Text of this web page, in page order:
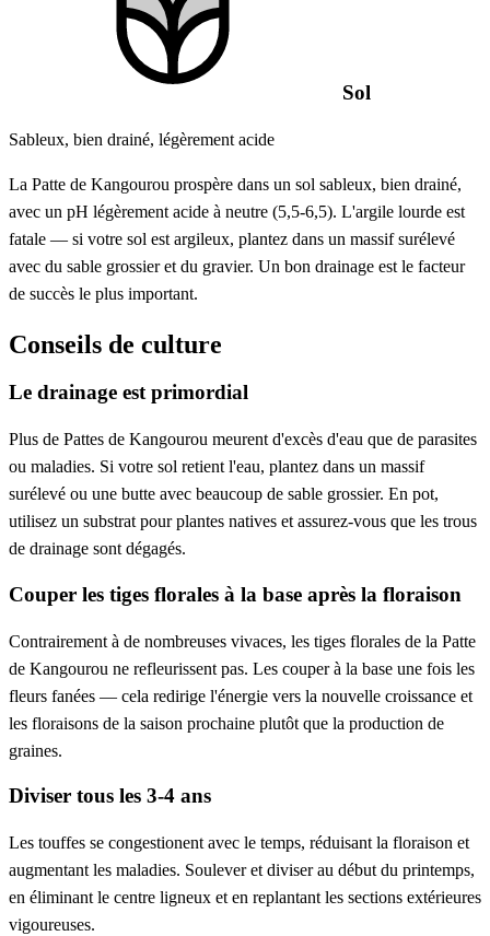
Sol
Sableux, bien drainé, légèrement acide
La Patte de Kangourou prospère dans un sol sableux, bien drainé,
avec un pH légèrement acide à neutre (5,5-6,5). L'argile lourde est
fatale — si votre sol est argileux, plantez dans un massif surélevé
avec du sable grossier et du gravier. Un bon drainage est le facteur
de succès le plus important.
Conseils de culture
Le drainage est primordial
Plus de Pattes de Kangourou meurent d'excès d'eau que de parasites
ou maladies. Si votre sol retient l'eau, plantez dans un massif
surélevé ou une butte avec beaucoup de sable grossier. En pot,
utilisez un substrat pour plantes natives et assurez-vous que les trous
de drainage sont dégagés.
Couper les tiges florales à la base après la floraison
Contrairement à de nombreuses vivaces, les tiges florales de la Patte
de Kangourou ne refleurissent pas. Les couper à la base une fois les
fleurs fanées — cela redirige l'énergie vers la nouvelle croissance et
les floraisons de la saison prochaine plutôt que la production de
graines.
Diviser tous les 3-4 ans
Les touffes se congestionent avec le temps, réduisant la floraison et
augmentant les maladies. Soulever et diviser au début du printemps,
en éliminant le centre ligneux et en replantant les sections extérieures
vigoureuses.